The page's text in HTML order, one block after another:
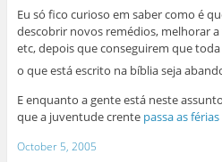
Eu só fico curioso em saber como é
descobrir novos remédios, melhorar
etc, depois que conseguirem que
o que está escrito na bíblia seja
E enquanto a gente está neste
que a juventude crente passa as
October 5, 2005